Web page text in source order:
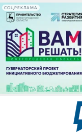
СОЦРЕКЛАМА